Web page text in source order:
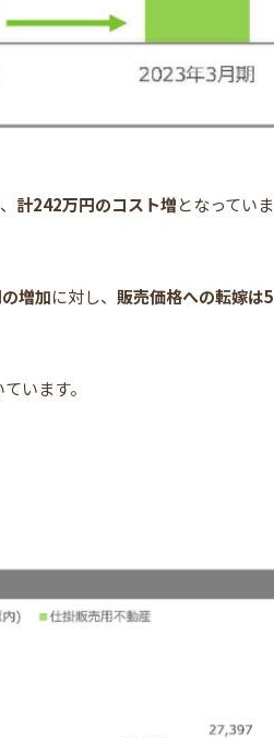
計242万円のコスト増となっていま
増加に対し、 販売価格への転嫁は
います。